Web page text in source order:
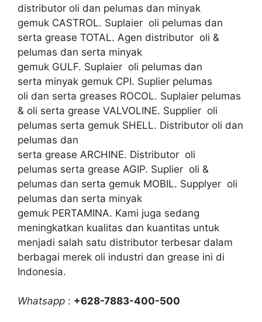
distributor oli dan pelumas dan minyak
gemuk CASTROL. Suplaier oli pelumas dan
serta grease TOTAL. Agen distributor oli &
pelumas dan serta minyak
gemuk GULF. Suplaier oli pelumas dan
serta minyak gemuk CPI. Suplier pelumas
oli dan serta greases ROCOL. Suplaier pelumas
& oli serta grease VALVOLINE. Supplier oli
pelumas serta gemuk SHELL. Distributor oli dan
pelumas dan
serta grease ARCHINE. Distributor oli
pelumas serta grease AGIP. Suplier oli &
pelumas dan serta gemuk MOBIL. Supplyer oli
pelumas dan serta minyak
gemuk PERTAMINA. Kami juga sedang
meningkatkan kualitas dan kuantitas untuk
menjadi salah satu distributor terbesar dalam
berbagai merek oli industri dan grease ini di
Indonesia.
Whatsapp : +628-7883-400-500